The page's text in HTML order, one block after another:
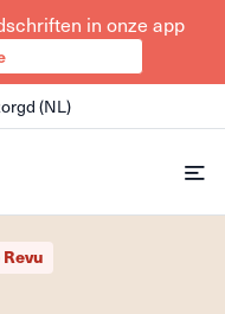
in onze app
(NL)